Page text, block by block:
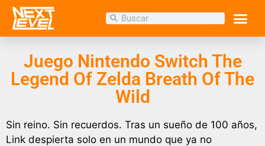
Inicio/Tienda
The Legend Of Zelda Breath Of The Wild
Juego Nintendo Switch The
Legend Of Zelda Breath Of The
Wild
Sin reino. Sin recuerdos. Tras un sueño de 100 años,
Link despierta solo en un mundo que ya no